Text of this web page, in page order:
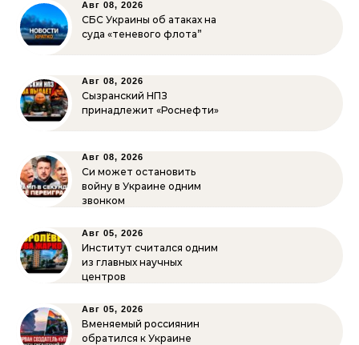
Авг 08, 2026
СБС Украины об атаках на
суда «теневого флота”
Авг 08, 2026
Сызранский НПЗ
принадлежит «Роснефти»
Авг 08, 2026
Си может остановить
войну в Украине одним
звонком
Авг 05, 2026
Институт считался одним
из главных научных
центров
Авг 05, 2026
Вменяемый россиянин
обратился к Украине